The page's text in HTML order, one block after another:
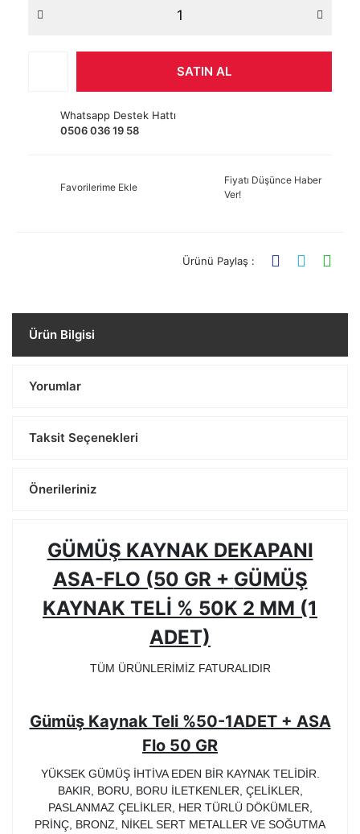
SATIN AL
Whatsapp Destek Hattı
0506 036 19 58
Favorilerime Ekle
Fiyatı Düşünce Haber
Ver!
Ürünü Paylaş :
Ürün Bilgisi
Yorumlar
Taksit Seçenekleri
Önerileriniz
GÜMÜŞ KAYNAK DEKAPANI
ASA-FLO (50 GR + GÜMÜŞ
KAYNAK TELİ % 50K 2 MM (1
ADET)
TÜM ÜRÜNLERİMİZ FATURALIDIR
Gümüş Kaynak Teli %50-1ADET + ASA
Flo 50 GR
YÜKSEK GÜMÜŞ İHTİVA EDEN BİR KAYNAK TELİDİR.
BAKIR, BORU, BORU İLETKENLER, ÇELİKLER,
PASLANMAZ ÇELİKLER, HER TÜRLÜ DÖKÜMLER,
PRİNÇ, BRONZ, NİKEL SERT METALLER VE SOĞUTMA